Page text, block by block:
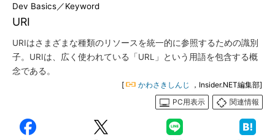
URI
Dev Basics／Keyword
URIはさまざまな種類のリソースを統一的に参照するための識別
子。URIは、広く使われている「URL」という用語を包含する概
念である。
[ かわさきしんじ
，Insider.NET編集部]
PC用表示
関連情報